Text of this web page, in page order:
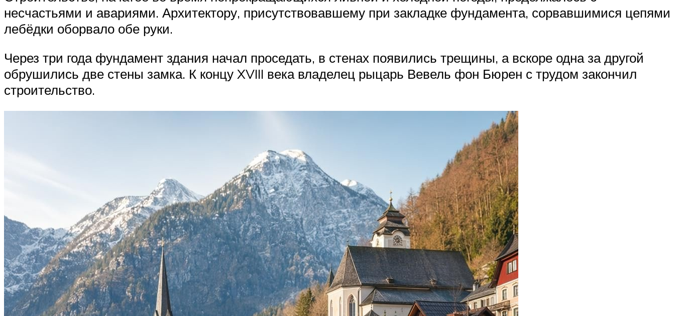
несчастьями и авариями. Архитектору, присутствовавшему при закладке фундамента, сорвавшимися цепями
лебёдки оборвало обе руки.
Через три года фундамент здания начал проседать, в стенах появились трещины, а вскоре одна за другой
обрушились две стены замка. К концу XVIII века владелец рыцарь Вевель фон Бюрен с трудом закончил
строительство.